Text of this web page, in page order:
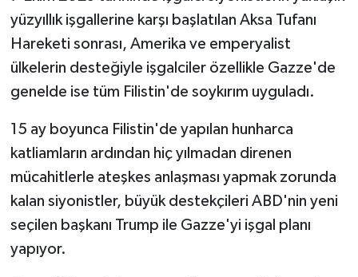
yüzyıllık işgallerine karşı başlatılan Aksa Tufanı
Hareketi sonrası, Amerika ve emperyalist
ülkelerin desteğiyle işgalciler özellikle Gazze'de
genelde ise tüm Filistin'de soykırım uyguladı.
15 ay boyunca Filistin'de yapılan hunharca
katliamların ardından hiç yılmadan direnen
mücahitlerle ateşkes anlaşması yapmak zorunda
kalan siyonistler, büyük destekçileri ABD'nin yeni
seçilen başkanı Trump ile Gazze'yi işgal planı
yapıyor.